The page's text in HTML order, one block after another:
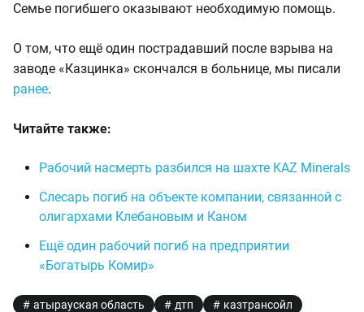
Семье погибшего оказывают необходимую помощь.
О том, что ещё один пострадавший после взрыва на
заводе «Казцинка» скончался в больнице, мы писали
ранее.
Читайте также:
Рабочий насмерть разбился на шахте KAZ Minerals
Слесарь погиб на объекте компании, связанной с
олигархами Клебановым и Каном
Ещё один рабочий погиб на предприятии
«Богатырь Комир»
атырауская область дтп казтрансойл